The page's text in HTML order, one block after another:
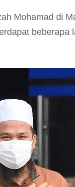
Mohamad di
beberapa